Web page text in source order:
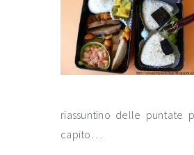
riassuntino delle puntate
capito…